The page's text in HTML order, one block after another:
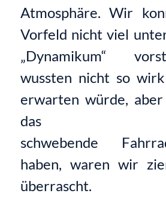
Atmosphäre. Wir
Vorfeld nicht viel
„Dynamikum“
wussten nicht so
erwarten würde,
das
schwebende
haben, waren wir
überrascht.